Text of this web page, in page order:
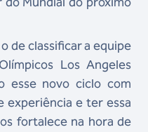
de classificar a equipe
Los Angeles
esse novo ciclo com
experiência e ter essa
fortalece na hora de